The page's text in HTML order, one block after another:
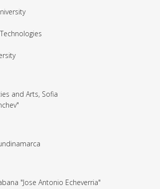
and Arts, Sofia
"Jose Antonio Echeverria"